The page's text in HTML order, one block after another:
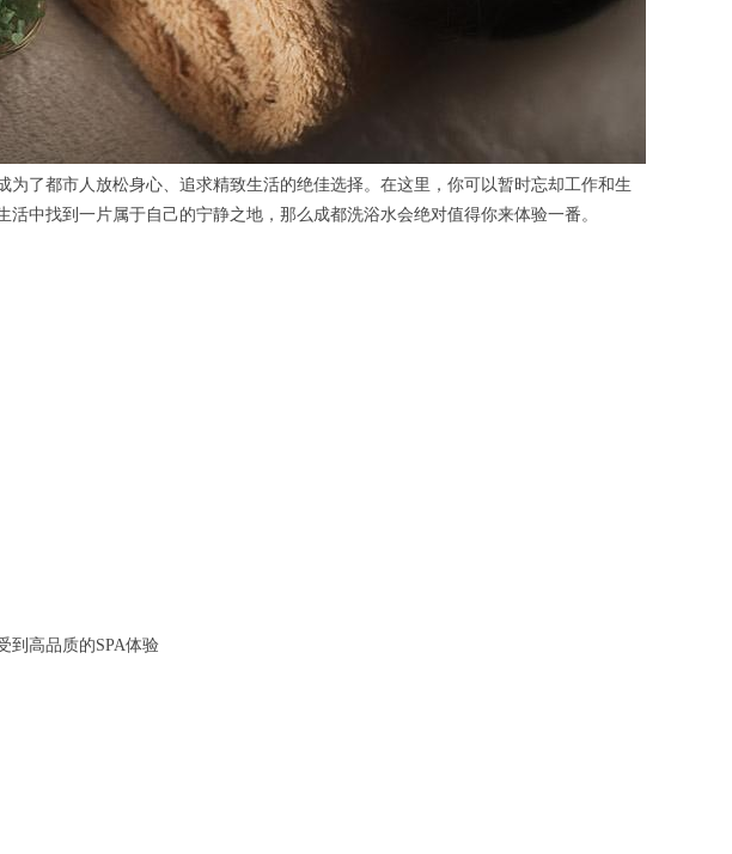
都市人放松身心、追求精致生活的绝佳选择。在这里，你可以暂时忘却工作和生
中找到一片属于自己的宁静之地，那么成都洗浴水会绝对值得你来体验一番。
到高品质的SPA体验